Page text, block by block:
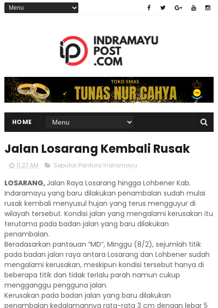
HOME
Jalan Losarang Kembali Rusak
11:27 AM Seputar Pantura Indramayu
LOSARANG, Jalan Raya Losarang hingga Lohbener Kab.
Indaramayu yang baru dilakukan penambalan sudah mulai
rusak kembali menyusul hujan yang terus mengguyur di
wilayah tersebut. Kondisi jalan yang mengalami kerusakan itu
terutama pada badan jalan yang baru dilakukan
penambalan.
Beradasarkan pantauan “MD”, Minggu (8/2), sejumlah titik
pada badan jalan raya antara Losarang dan Lohbener sudah
mengalami kerusakan, meskipun kondisi tersebut hanya di
beberapa titik dan tidak terlalu parah namun cukup
mengganggu pengguna jalan.
Kerusakan pada badan jalan yang baru dilakukan
penambalan kedalamannya rata-rata 3 cm dengan lebar 5